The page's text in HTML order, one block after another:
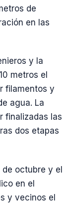
de
en las
y la
metros el
filamentos y
agua. La
finalizadas las
dos etapas
de octubre y el
en el
y vecinos el